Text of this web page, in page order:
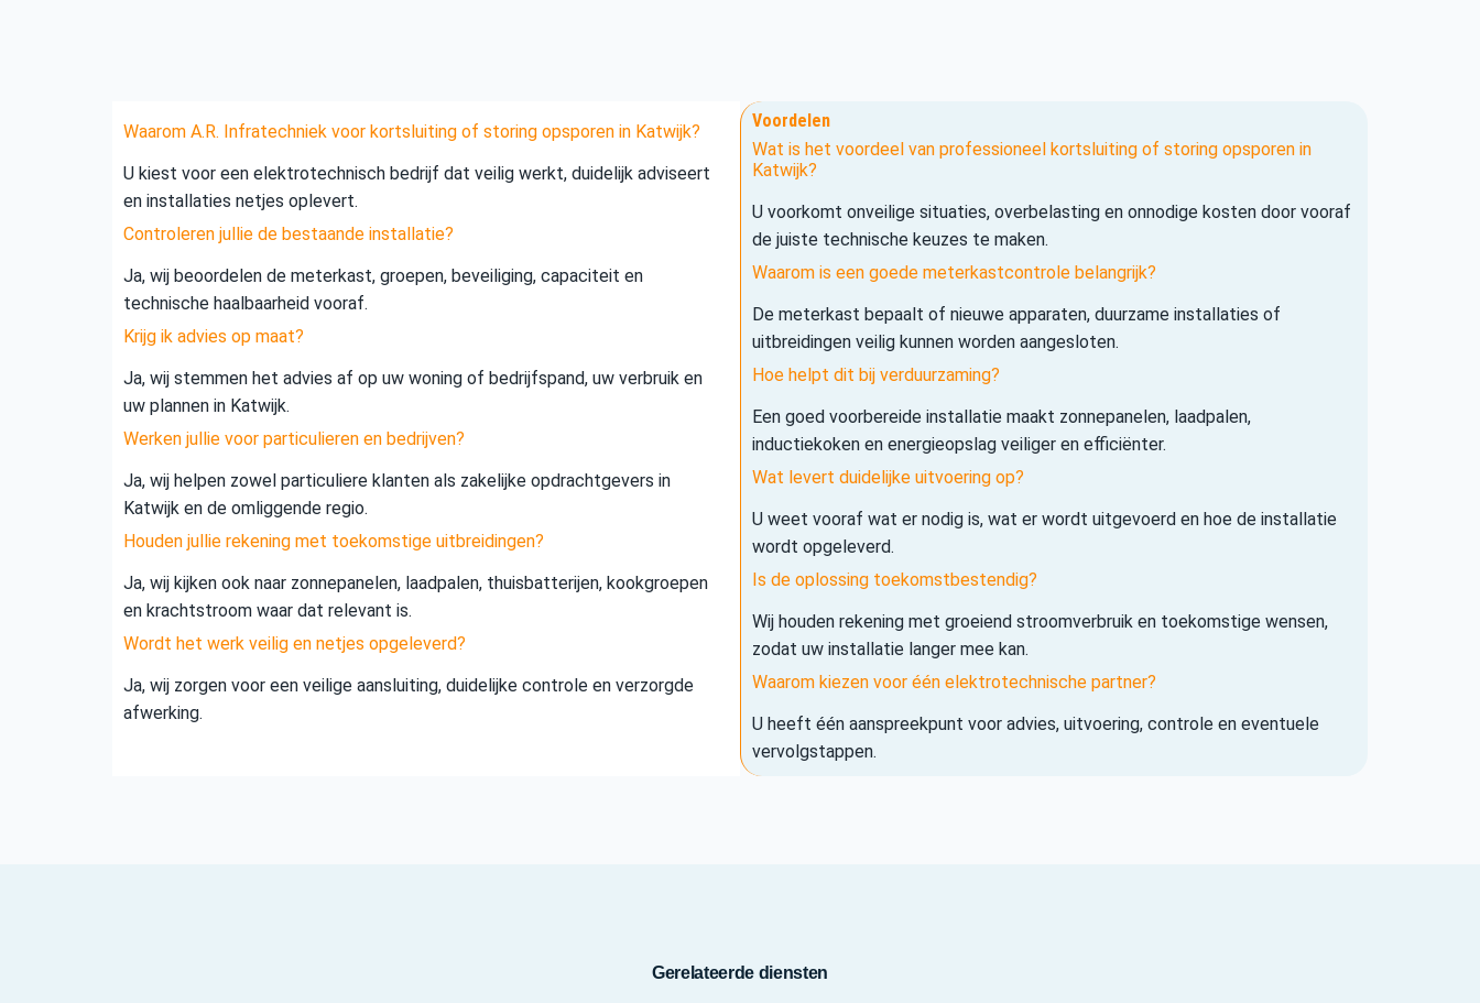
Waarom A.R. Infratechniek voor kortsluiting of storing opsporen in Katwijk?
U kiest voor een elektrotechnisch bedrijf dat veilig werkt, duidelijk adviseert
en installaties netjes oplevert.
Controleren jullie de bestaande installatie?
Ja, wij beoordelen de meterkast, groepen, beveiliging, capaciteit en
technische haalbaarheid vooraf.
Krijg ik advies op maat?
Ja, wij stemmen het advies af op uw woning of bedrijfspand, uw verbruik en
uw plannen in Katwijk.
Werken jullie voor particulieren en bedrijven?
Ja, wij helpen zowel particuliere klanten als zakelijke opdrachtgevers in
Katwijk en de omliggende regio.
Houden jullie rekening met toekomstige uitbreidingen?
Ja, wij kijken ook naar zonnepanelen, laadpalen, thuisbatterijen, kookgroepen
en krachtstroom waar dat relevant is.
Wordt het werk veilig en netjes opgeleverd?
Ja, wij zorgen voor een veilige aansluiting, duidelijke controle en verzorgde
afwerking.
Voordelen
Wat is het voordeel van professioneel kortsluiting of storing opsporen in
Katwijk?
U voorkomt onveilige situaties, overbelasting en onnodige kosten door vooraf
de juiste technische keuzes te maken.
Waarom is een goede meterkastcontrole belangrijk?
De meterkast bepaalt of nieuwe apparaten, duurzame installaties of
uitbreidingen veilig kunnen worden aangesloten.
Hoe helpt dit bij verduurzaming?
Een goed voorbereide installatie maakt zonnepanelen, laadpalen,
inductiekoken en energieopslag veiliger en efficiënter.
Wat levert duidelijke uitvoering op?
U weet vooraf wat er nodig is, wat er wordt uitgevoerd en hoe de installatie
wordt opgeleverd.
Is de oplossing toekomstbestendig?
Wij houden rekening met groeiend stroomverbruik en toekomstige wensen,
zodat uw installatie langer mee kan.
Waarom kiezen voor één elektrotechnische partner?
U heeft één aanspreekpunt voor advies, uitvoering, controle en eventuele
vervolgstappen.
Gerelateerde diensten